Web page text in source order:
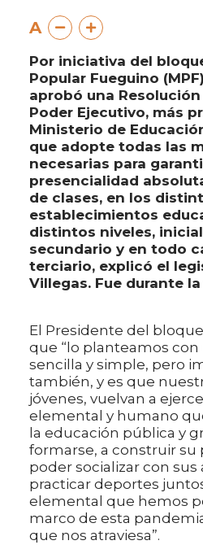
A
Por iniciativa del
Popular Fueguino
aprobó una Resolución
Poder Ejecutivo, más
Ministerio de
que adopte todas las
necesarias para
presencialidad
de clases, en los
establecimientos
distintos niveles,
secundario y en todo
terciario, explicó el
Villegas. Fue durante
El Presidente del
que “lo planteamos
sencilla y simple, pero
también, y es que
jóvenes, vuelvan a
elemental y humano
la educación pública y
formarse, a construir su
poder socializar con
practicar deportes
elemental que hemos
marco de esta
que nos atraviesa”.